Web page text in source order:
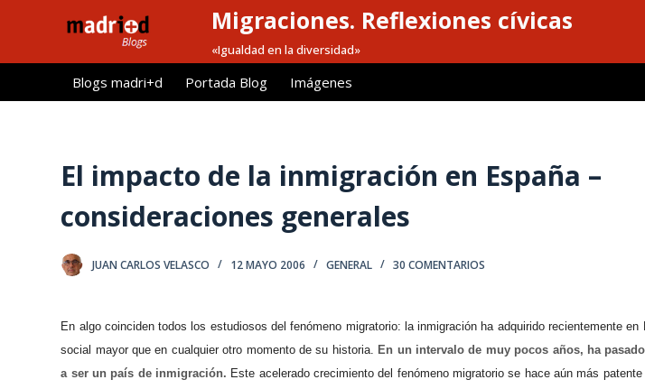
l
Migraciones. Reflexiones cívicas
«Igualdad en la diversidad»
Blogs madri+d Portada Blog Imágenes
El impacto de la inmigración en España –
consideraciones generales
JUAN CARLOS VELASCO 12 MAYO 2006 GENERAL 30 COMENTARIOS
En algo coinciden todos los estudiosos del fenómeno migratorio: lainmigración ha adquirido recientemente
social mayor que en cualquier otro momento de su historia. En un intervalo de muy pocos años, ha
a ser un país de inmigración. Este acelerado crecimiento del fenómeno migratorio se hace aún más